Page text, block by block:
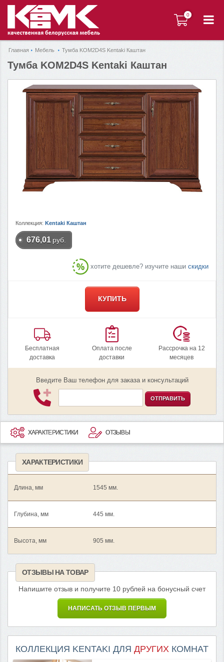
0
0
Главная Мебель Тумба KOM2D4S Kentaki Каштан
Тумба KOM2D4S Kentaki Каштан
Коллекция: Kentaki Каштан
676,01 руб.
хотите дешевле? изучите наши скидки
КУПИТЬ
Бесплатная
доставка
Оплата после
доставки
Рассрочка на 12
месяцев
Введите Ваш телефон для заказа и консультаций
ОТПРАВИТЬ
ХАРАКТЕРИСТИКИ ОТЗЫВЫ
ХАРАКТЕРИСТИКИ
Длина, мм 1545 мм.
Глубина, мм 445 мм.
Высота, мм 905 мм.
ОТЗЫВЫ НА ТОВАР
Напишите отзыв и получите 10 рублей на бонусный счет
НАПИСАТЬ ОТЗЫВ ПЕРВЫМ
КОЛЛЕКЦИЯ KENTAKI ДЛЯ ДРУГИХ КОМНАТ